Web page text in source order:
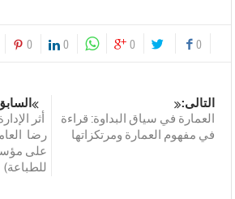
0
0
0
0
أثر
رضا
على
للطباعة)
التالى:
العمارة في سياق البداوة: قراءة
في مفهوم العمارة ومرتكزاتها